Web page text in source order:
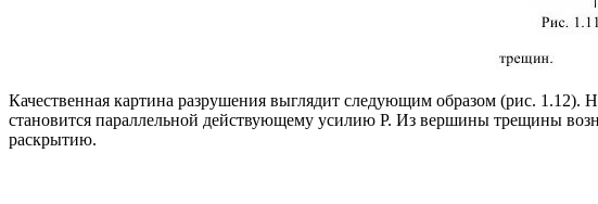
Качественная картина разрушения выглядит следующим образом (рис. 1.12).
становится параллельной действующему усилию Р. Из вершины трещины
раскрытию.